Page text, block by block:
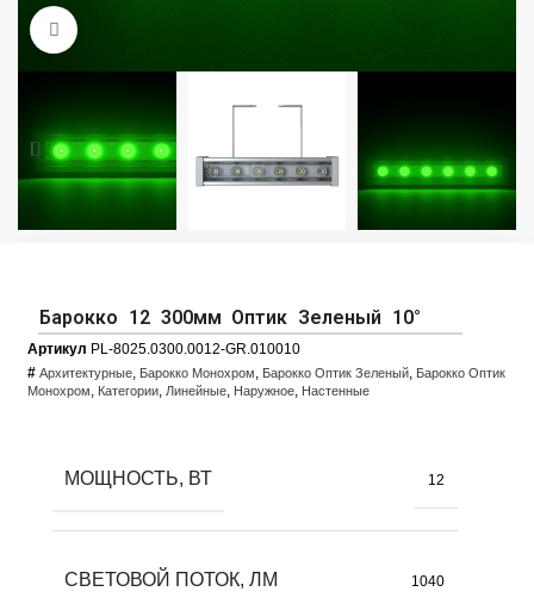
Барокко 12 300мм Оптик Зеленый 10°
Артикул PL-8025.0300.0012-GR.010010
# Архитектурные, Барокко Монохром, Барокко Оптик Зеленый, Барокко Оптик
Монохром, Категории, Линейные, Наружное, Настенные
МОЩНОСТЬ, ВТ 12
СВЕТОВОЙ ПОТОК, ЛМ 1040